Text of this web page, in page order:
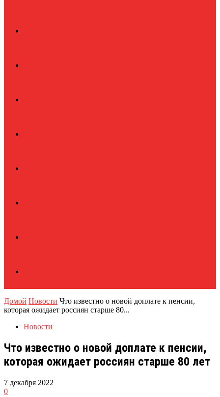
Домой Новости Что известно о новой доплате к пенсии,
которая ожидает россиян старше 80...
Новости
Что известно о новой доплате к пенсии,
которая ожидает россиян старше 80 лет
7 декабря 2022
0